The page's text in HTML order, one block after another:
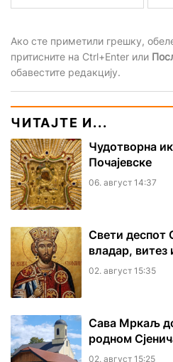
Ако сте приметили грешку,
притисните на Ctrl+Enter или
обавестите редакцију.
ЧИТАЈТЕ И...
Чудотворна
Почајевске
06. август 14:37
Свети деспот
владар, витез
02. август 15:35
Сава Мркаљ
родном
02. август 15:25